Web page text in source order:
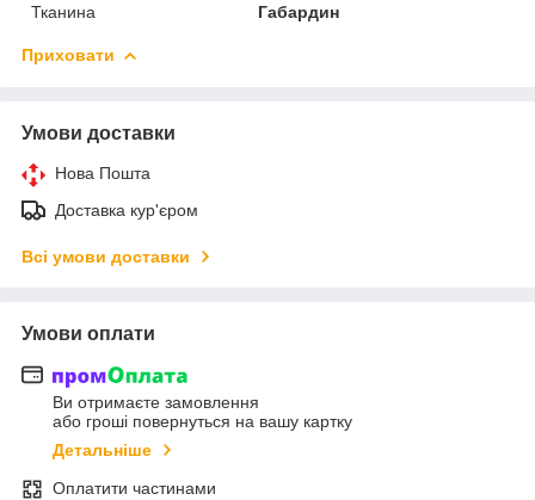
Тканина
Габардин
Приховати
Умови доставки
Нова Пошта
Доставка кур'єром
Всі умови доставки
Умови оплати
Ви отримаєте замовлення
або гроші повернуться на вашу картку
Детальніше
Оплатити частинами